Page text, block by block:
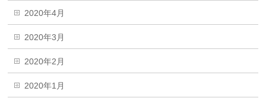
2020年4月
2020年3月
2020年2月
2020年1月